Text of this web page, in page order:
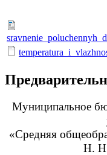
Муниципальное
«Средняя
Н.